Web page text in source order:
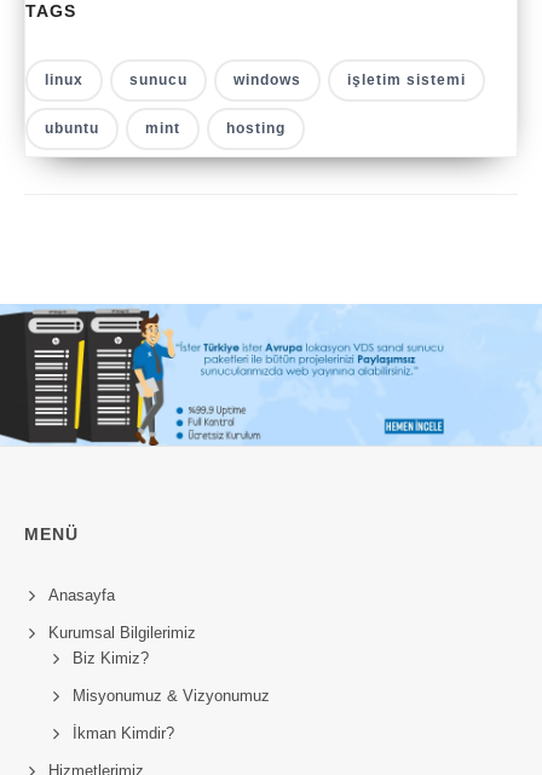
TAGS
linux sunucu windows işletim sistemi
ubuntu mint hosting
MENÜ
Anasayfa
Kurumsal Bilgilerimiz
Biz Kimiz?
Misyonumuz & Vizyonumuz
İkman Kimdir?
Hizmetlerimiz